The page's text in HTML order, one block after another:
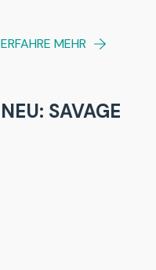
ERFAHRE MEHR
NEU: SAVAGE